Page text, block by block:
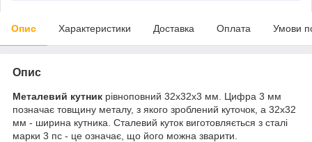
Опис Характеристики Доставка Оплата Умови
Опис
Металевий кутник рівноповний 32x32x3 мм. Цифра 3 мм
позначає товщину металу, з якого зроблений куточок, а 32х32
мм - ширина кутника. Сталевий куток виготовляється з сталі
марки 3 пс - це означає, що його можна зварити.